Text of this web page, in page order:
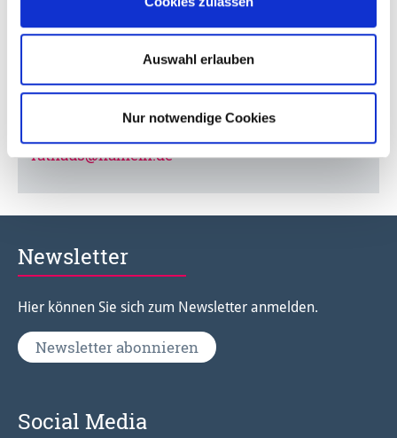
Auswahl erlauben
Nur notwendige Cookies
31785 Hameln
Telefon: 05151/202-0
rathaus@hameln.de
Newsletter
Hier können Sie sich zum Newsletter anmelden.
Newsletter abonnieren
Social Media